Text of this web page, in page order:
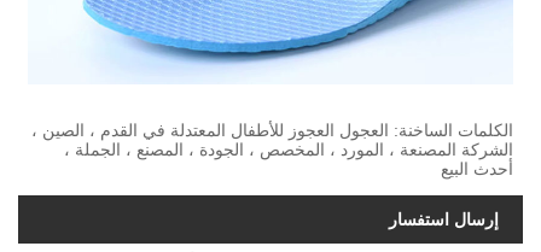
الكلمات الساخنة: العجول العجوز للأطفال المعتدلة في القدم ، الصين ،
الشركة المصنعة ، المورد ، المخصص ، الجودة ، المصنع ، الجملة ،
أحدث البيع
إرسال استفسار